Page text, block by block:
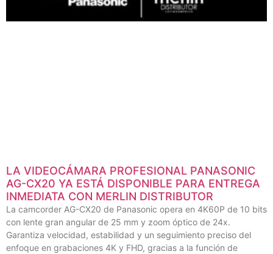
LA VIDEOCÁMARA PROFESIONAL PANASONIC
AG-CX20 YA ESTÁ DISPONIBLE PARA ENTREGA
INMEDIATA CON MERLIN DISTRIBUTOR
La camcorder AG-CX20 de Panasonic opera en 4K60P de 10 bits
con lente gran angular de 25 mm y zoom óptico de 24x.
Garantiza velocidad, estabilidad y un seguimiento preciso del
enfoque en grabaciones 4K y FHD, gracias a la función de